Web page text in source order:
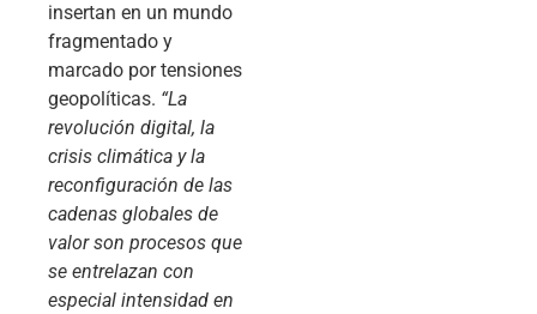
insertan en un mundo
fragmentado y
marcado por tensiones
geopolíticas. “La
revolución digital, la
crisis climática y la
reconfiguración de las
cadenas globales de
valor son procesos que
se entrelazan con
especial intensidad en